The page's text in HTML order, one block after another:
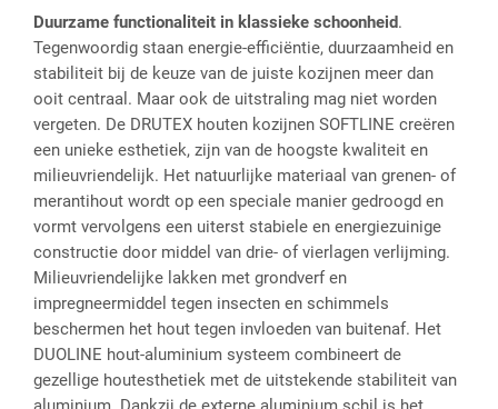
Duurzame functionaliteit in klassieke schoonheid.
Tegenwoordig staan energie-efficiëntie, duurzaamheid en
stabiliteit bij de keuze van de juiste kozijnen meer dan
ooit centraal. Maar ook de uitstraling mag niet worden
vergeten. De DRUTEX houten kozijnen SOFTLINE creëren
een unieke esthetiek, zijn van de hoogste kwaliteit en
milieuvriendelijk. Het natuurlijke materiaal van grenen- of
merantihout wordt op een speciale manier gedroogd en
vormt vervolgens een uiterst stabiele en energiezuinige
constructie door middel van drie- of vierlagen verlijming.
Milieuvriendelijke lakken met grondverf en
impregneermiddel tegen insecten en schimmels
beschermen het hout tegen invloeden van buitenaf. Het
DUOLINE hout-aluminium systeem combineert de
gezellige houtesthetiek met de uitstekende stabiliteit van